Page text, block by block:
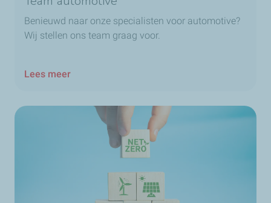
Benieuwd naar onze specialisten voor automotive?
Wij stellen ons team graag voor.
Lees meer